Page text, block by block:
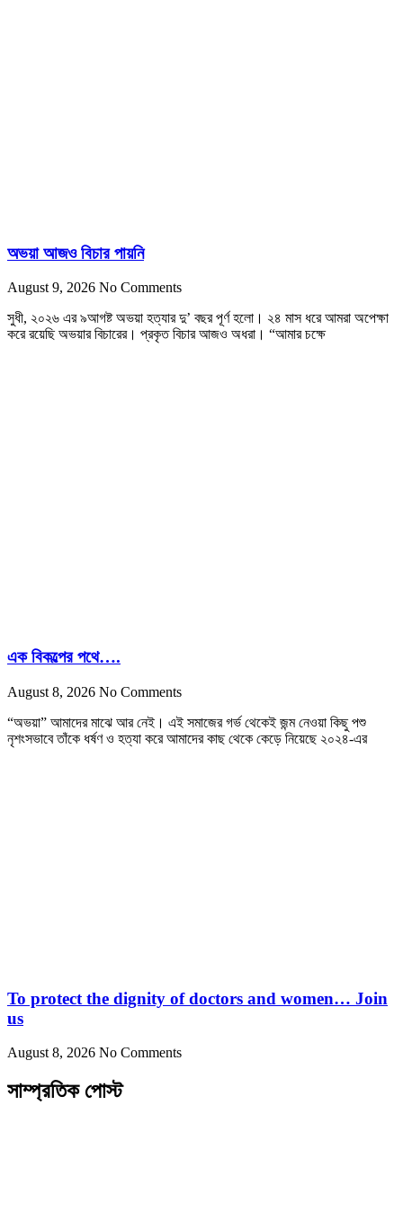
অভয়া আজও বিচার পায়নি
August 9, 2026 No Comments
সুধী, ২০২৬ এর ৯আগষ্ট অভয়া হত্যার দু’ বছর পূর্ণ হলো। ২৪ মাস ধরে আমরা অপেক্ষা
করে রয়েছি অভয়ার বিচারের। প্রকৃত বিচার আজও অধরা। “আমার চক্ষে
এক বিকল্পের পথে….
August 8, 2026 No Comments
“অভয়া” আমাদের মাঝে আর নেই। এই সমাজের গর্ভ থেকেই জন্ম নেওয়া কিছু পশু
নৃশংসভাবে তাঁকে ধর্ষণ ও হত্যা করে আমাদের কাছ থেকে কেড়ে নিয়েছে ২০২৪-এর
To protect the dignity of doctors and women… Join
us
August 8, 2026 No Comments
সাম্প্রতিক পোস্ট